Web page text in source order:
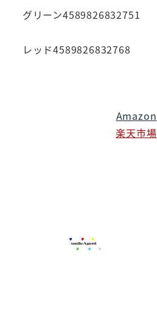
グリーン4589826832751
レッド4589826832768
Amazon
楽天市場